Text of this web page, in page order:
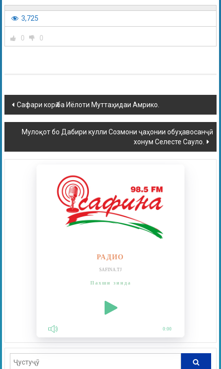
3,725
0 0
Сафари корӣ ба Иёлоти Муттаҳидаи Амрико.
Мулоқот бо Дабири кулли Созмони ҷаҳонии обуҳавосанҷӣ
хонум Селесте Сауло.
РАДИО
SAFINA.TJ
Пахши зинда
0:00